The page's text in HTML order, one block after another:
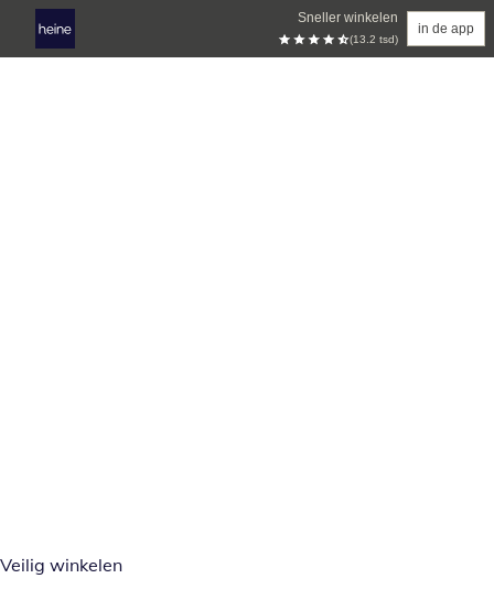
Sneller winkelen
(13.2 tsd)
in de app
Veilig winkelen